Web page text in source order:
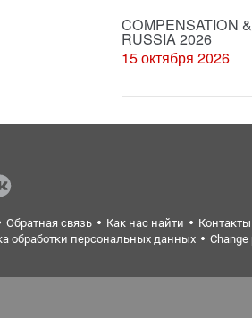
COMPENSATION
RUSSIA 2026
15 октября 2026
Обратная связь Как нас найти Контакты
обработки персональных данных